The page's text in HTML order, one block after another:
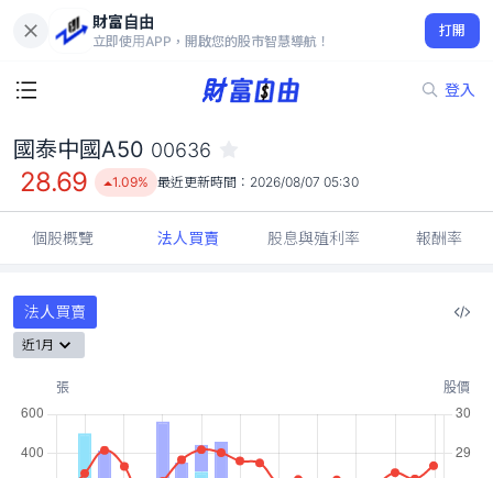
財富自由
立即使用APP，開啟您的股市智慧導航！
打開
登入
28.69
1.09%
國泰中國A50 00636
28.69 1.09% 最近更新時間： 2026/08/07 05:30
個股概覽 法人買賣 股息與殖利率 報酬率
法人買賣
近1月